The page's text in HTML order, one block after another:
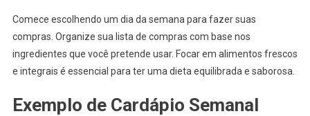
Comece escolhendo um dia da semana para fazer suas
compras. Organize sua lista de compras com base nos
ingredientes que você pretende usar. Focar em alimentos frescos
e integrais é essencial para ter uma dieta equilibrada e saborosa.
Exemplo de Cardápio Semanal